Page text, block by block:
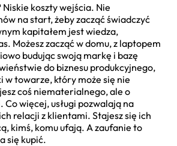
koszty wejścia. Nie
na start, żeby zacząć świadczyć
kapitałem jest wiedza,
Możesz zacząć w domu, z laptopem
budując swoją markę i bazę
do biznesu produkcyjnego,
w towarze, który może się nie
coś niematerialnego, ale o
więcej, usługi pozwalają na
relacji z klientami. Stajesz się ich
kimś, komu ufają. A zaufanie to
się kupić.